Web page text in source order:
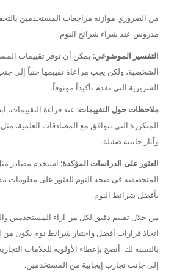
من الضروري موازنة مراجعات المستخدمين
مدروس عند شراء شرائح النوم:
التفسير الموضوعي: يمكن أن توفر تقييمات
الشخصية، ولكن يجب مراعاة تقييمها جنباً إلى
السريرية التي تقدم تأكيداً موثوقاً.
ملاحظات حول التقييمات: عند قراءة التقييمات،
المتكررة التي تتوافق مع المصادقات العلمية،
وآثار جانبية ضئيلة.
العثور على الدراسات المؤكدة:
المتخصصة في صحة النوم للعثور على معلومات
بأفضل شرائط النوم.
من خلال تقييم دقيق لكل من آراء المستخدمين
اتخاذ قرارات أفضل واختيار شرائط نوم يكون من
بالنسبة لك. أنصح بإعطاء الأولوية للعلامات
إلى جانب تجارب إيجابية من المستخدمين.